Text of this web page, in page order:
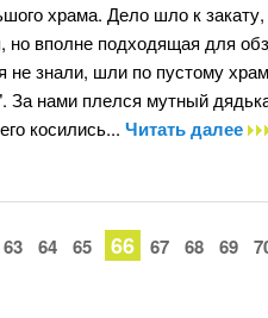
храма. Дело шло к
но вполне подходящая для
не знали, шли по пустому
За нами плелся мутный
косились... Читать далее
63 64 65 66 67 68 69